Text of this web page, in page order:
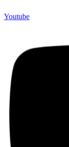
Youtube